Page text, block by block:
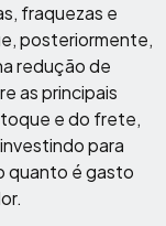
fraquezas e
posteriormente,
redução de
as principais
e do frete,
para
quanto é gasto